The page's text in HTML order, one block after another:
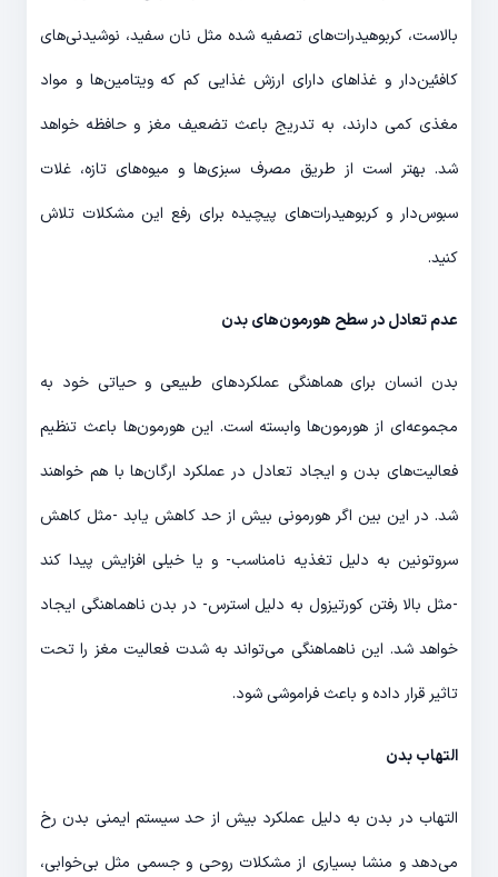
بالاست، کربوهیدرات‌های تصفیه شده مثل نان سفید، نوشیدنی‌های
کافئین‌دار و غذاهای دارای ارزش غذایی کم که ویتامین‌ها و مواد
مغذی کمی دارند، به تدریج باعث تضعیف مغز و حافظه خواهد
شد. بهتر است از طریق مصرف سبزی‌ها و میوه‌های تازه، غلات
سبوس‌دار و کربوهیدرات‌های پیچیده برای رفع این مشکلات تلاش
کنید.
عدم تعادل در سطح هورمون‌های بدن
بدن انسان برای هماهنگی عملکردهای طبیعی و حیاتی خود به
مجموعه‌ای از هورمون‌ها وابسته است. این هورمون‌ها باعث تنظیم
فعالیت‌های بدن و ایجاد تعادل در عملکرد ارگان‌ها با هم خواهند
شد. در این بین اگر هورمونی بیش از حد کاهش یابد -مثل کاهش
سروتونین به دلیل تغذیه نامناسب- و یا خیلی افزایش پیدا کند
-مثل بالا رفتن کورتیزول به دلیل استرس- در بدن ناهماهنگی ایجاد
خواهد شد. این ناهماهنگی می‌تواند به شدت فعالیت مغز را تحت
تاثیر قرار داده و باعث فراموشی شود.
التهاب بدن
التهاب در بدن به دلیل عملکرد بیش از حد سیستم ایمنی بدن رخ
می‌دهد و منشا بسیاری از مشکلات روحی و جسمی مثل بی‌خوابی،